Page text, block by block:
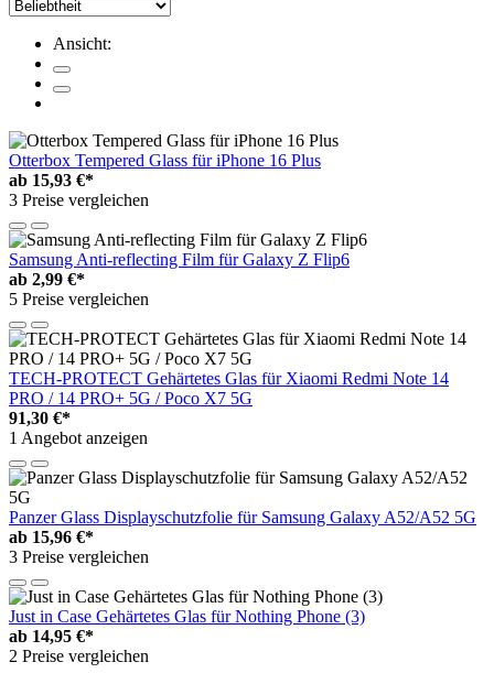
Ansicht:
Otterbox Tempered Glass für iPhone 16 Plus
ab 15,93 €*
3 Preise vergleichen
Samsung Anti-reflecting Film für Galaxy Z Flip6
ab 2,99 €*
5 Preise vergleichen
TECH-PROTECT Gehärtetes Glas für Xiaomi Redmi Note 14
PRO / 14 PRO+ 5G / Poco X7 5G
91,30 €*
1 Angebot anzeigen
Panzer Glass Displayschutzfolie für Samsung Galaxy A52/A52 5G
ab 15,96 €*
3 Preise vergleichen
Just in Case Gehärtetes Glas für Nothing Phone (3)
ab 14,95 €*
2 Preise vergleichen